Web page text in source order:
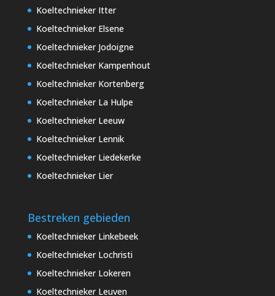
Koeltechnieker Itter
Koeltechnieker Elsene
Koeltechnieker Jodoigne
Koeltechnieker Kampenhout
Koeltechnieker Kortenberg
Koeltechnieker La Hulpe
Koeltechnieker Leeuw
Koeltechnieker Lennik
Koeltechnieker Liedekerke
Koeltechnieker Lier
Bestreken gebieden
Koeltechnieker Linkebeek
Koeltechnieker Lochristi
Koeltechnieker Lokeren
Koeltechnieker Leuven